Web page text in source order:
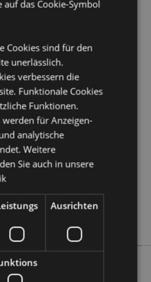
den Einkauf bei Puckator
2.5cm Tiefe 0.1cm
auf das Cookie-Symbol
Cookies sind für den
unerlässlich.
verbessern die
Funktionale Cookies
Funktionen.
werden für Anzeigen-
analytische
Weitere
Sie auch in unsere
Ausrichten